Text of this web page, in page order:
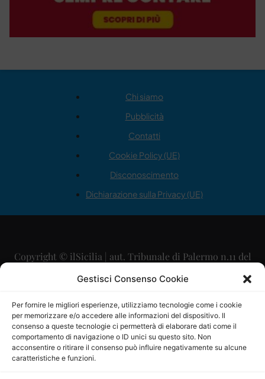
Gestisci Consenso Cookie
Per fornire le migliori esperienze, utilizziamo tecnologie come i cookie
per memorizzare e/o accedere alle informazioni del dispositivo. Il
consenso a queste tecnologie ci permetterà di elaborare dati come il
comportamento di navigazione o ID unici su questo sito. Non
acconsentire o ritirare il consenso può influire negativamente su alcune
caratteristiche e funzioni.
Chi siamo
Pubblicità
Contatti
Cookie Policy (UE)
Disconoscimento
Dichiarazione sulla Privacy (UE)
Copyright © ilSicilia | aut. Tribunale di Palermo n.11 del
29/09/2015
Direttore Editoriale: Maurizio Scaglione
Direttore Responsabile: Maria Calabrese